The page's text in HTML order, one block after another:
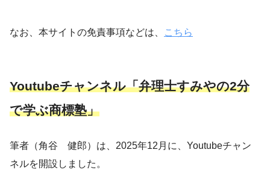
なお、本サイトの免責事項などは、 こちら
Youtubeチャンネル「弁理士すみやの2分
で学ぶ商標塾」
筆者（角谷 健郎）は、2025年12月に、Youtubeチャン
ネルを開設しました。